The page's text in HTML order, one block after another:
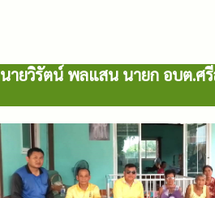
นายวิรัตน์ พลแสน นายก อบต.ศ